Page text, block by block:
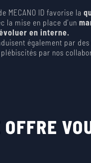
MECANO ID favorise la
la mise en place d’un
en interne.
également par des
par nos
OFFRE